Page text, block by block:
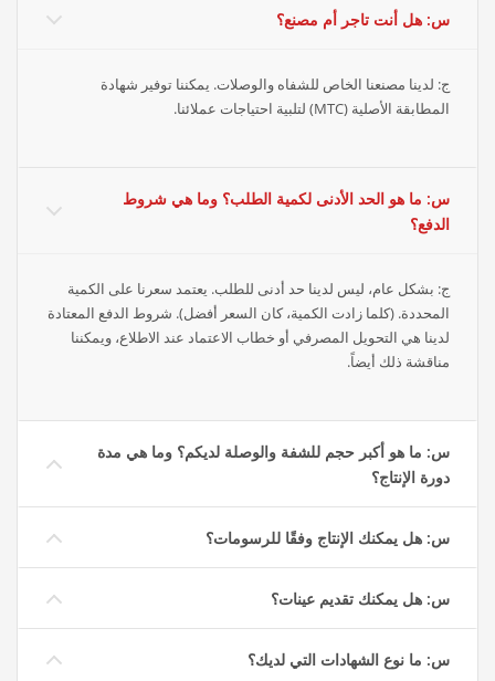
س: هل أنت تاجر أم مصنع؟
ج: لدينا مصنعنا الخاص للشفاه والوصلات. يمكننا توفير شهادة
المطابقة الأصلية (MTC) لتلبية احتياجات عملائنا.
س: ما هو الحد الأدنى لكمية الطلب؟ وما هي شروط
الدفع؟
ج: بشكل عام، ليس لدينا حد أدنى للطلب. يعتمد سعرنا على الكمية
المحددة. (كلما زادت الكمية، كان السعر أفضل). شروط الدفع المعتادة
لدينا هي التحويل المصرفي أو خطاب الاعتماد عند الاطلاع، ويمكننا
مناقشة ذلك أيضاً.
س: ما هو أكبر حجم للشفة والوصلة لديكم؟ وما هي مدة
دورة الإنتاج؟
س: هل يمكنك الإنتاج وفقًا للرسومات؟
س: هل يمكنك تقديم عينات؟
س: ما نوع الشهادات التي لديك؟